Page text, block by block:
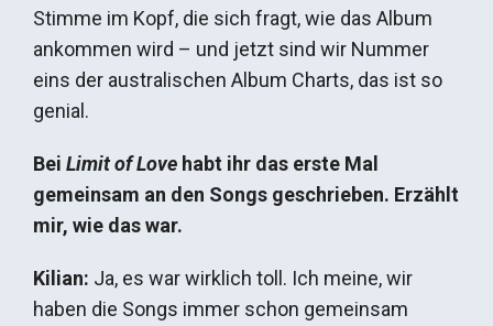
Stimme im Kopf, die sich fragt, wie das Album
ankommen wird – und jetzt sind wir Nummer
eins der australischen Album Charts, das ist so
genial.
Bei Limit of Love habt ihr das erste Mal
gemeinsam an den Songs geschrieben. Erzählt
mir, wie das war.
Kilian: Ja, es war wirklich toll. Ich meine, wir
haben die Songs immer schon gemeinsam